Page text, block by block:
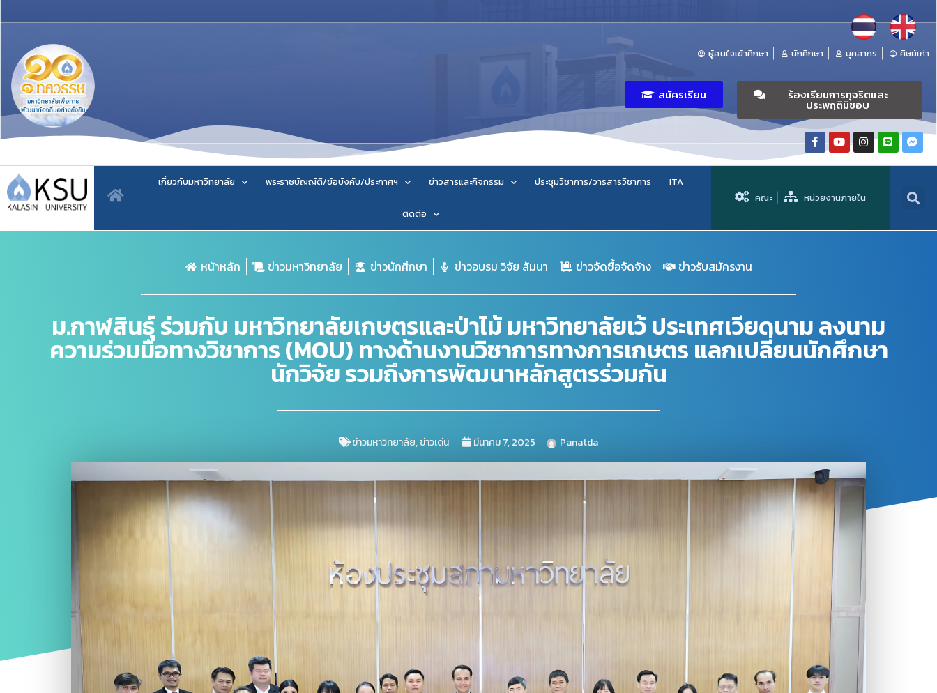
ผู้สนใจเข้าศึกษา นักศึกษา บุคลากร ศิษย์เก่า
สมัครเรียน ร้องเรียนการทุจริตและ
ประพฤติมิชอบ
เกี่ยวกับมหาวิทยาลัย พระราชบัญญัติ/ข้อบังคับ/ประกาศฯ ข่าวสารและกิจกรรม ประชุมวิชาการ/วารสารวิชาการ ITA
ติดต่อ
คณะ หน่วยงานภายใน
หน้าหลัก ข่าวมหาวิทยาลัย ข่าวนักศึกษา ข่าวอบรม วิจัย สัมนา ข่าวจัดซื้อจัดจ้าง ข่าวรับสมัครงาน
ม.กาฬสินธุ์ ร่วมกับ มหาวิทยาลัยเกษตรและป่าไม้ มหาวิทยาลัยเว้ ประเทศเวียดนาม ลงนาม
ความร่วมมือทางวิชาการ (MOU) ทางด้านงานวิชาการทางการเกษตร แลกเปลี่ยนนักศึกษา
นักวิจัย รวมถึงการพัฒนาหลักสูตรร่วมกัน
ข่าวมหาวิทยาลัย,ข่าวเด่น มีนาคม 7, 2025 Panatda